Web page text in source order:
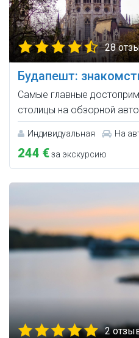
28
Будапешт:
Самые главные
столицы на обзорной
Индивидуальная На
244 €за экскурсию
2